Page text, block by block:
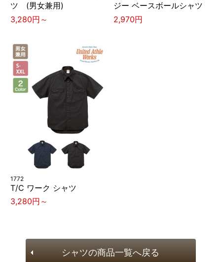
ツ (男女兼用)
3,280円～
ジー ベースボールシャツ
2,970円
1772
T/C ワーク シャツ
3,280円～
シャツの商品一覧へ戻る